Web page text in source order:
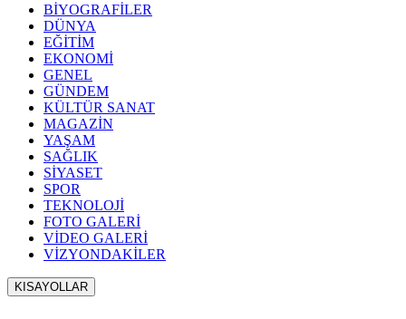
BİYOGRAFİLER
DÜNYA
EĞİTİM
EKONOMİ
GENEL
GÜNDEM
KÜLTÜR SANAT
MAGAZİN
YAŞAM
SAĞLIK
SİYASET
SPOR
TEKNOLOJİ
FOTO GALERİ
VİDEO GALERİ
VİZYONDAKİLER
KISAYOLLAR